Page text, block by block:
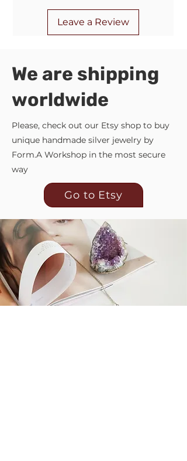
Leave a Review
We are shipping
worldwide
Please, check out our Etsy shop to buy
unique handmade silver jewelry by
Form.A Workshop in the most secure
way
Go to Etsy